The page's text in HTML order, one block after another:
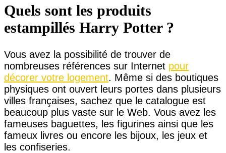
Quels sont les produits
estampillés Harry Potter ?
Vous avez la possibilité de trouver de
nombreuses références sur Internet pour
décorer votre logement. Même si des boutiques
physiques ont ouvert leurs portes dans plusieurs
villes françaises, sachez que le catalogue est
beaucoup plus vaste sur le Web. Vous avez les
fameuses baguettes, les figurines ainsi que les
fameux livres ou encore les bijoux, les jeux et
les confiseries.